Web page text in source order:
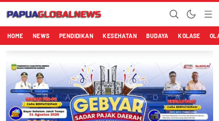
Papuaglobalnews.com
Menulis Fakta dengan Hati Bening
HOME NEWS PENDIDIKAN KESEHATAN BUDAYA KOLASE